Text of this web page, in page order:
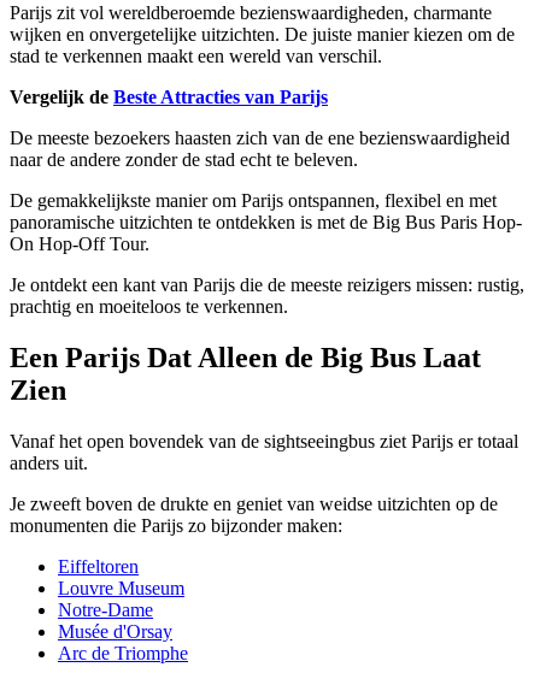
Parijs zit vol wereldberoemde bezienswaardigheden, charmante
wijken en onvergetelijke uitzichten. De juiste manier kiezen om de
stad te verkennen maakt een wereld van verschil.
Vergelijk de Beste Attracties van Parijs
De meeste bezoekers haasten zich van de ene bezienswaardigheid
naar de andere zonder de stad echt te beleven.
De gemakkelijkste manier om Parijs ontspannen, flexibel en met
panoramische uitzichten te ontdekken is met de Big Bus Paris Hop-
On Hop-Off Tour.
Je ontdekt een kant van Parijs die de meeste reizigers missen: rustig,
prachtig en moeiteloos te verkennen.
Een Parijs Dat Alleen de Big Bus Laat
Zien
Vanaf het open bovendek van de sightseeingbus ziet Parijs er totaal
anders uit.
Je zweeft boven de drukte en geniet van weidse uitzichten op de
monumenten die Parijs zo bijzonder maken:
Eiffeltoren
Louvre Museum
Notre-Dame
Musée d'Orsay
Arc de Triomphe